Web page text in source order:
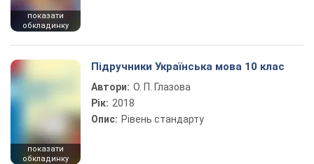
показати
обкладинку
показати
обкладинку
Підручники Українська мова 10 клас
Автори: О. П. Глазова
Рік: 2018
Опис: Рівень стандарту